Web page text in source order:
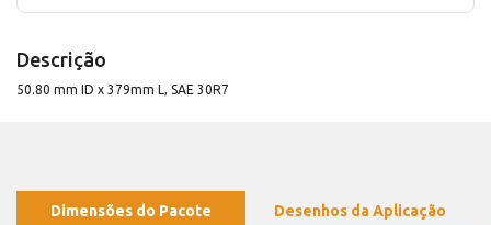
Descrição
50.80 mm ID x 379mm L, SAE 30R7
Dimensões do Pacote Desenhos da Aplicação